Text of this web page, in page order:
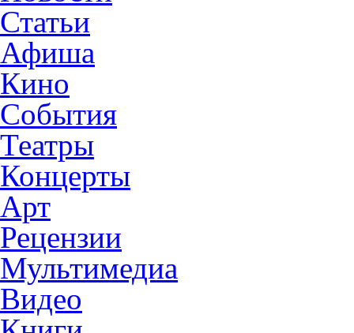
Статьи
Афиша
Кино
События
Театры
Концерты
Арт
Рецензии
Мультимедиа
Видео